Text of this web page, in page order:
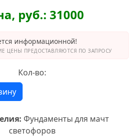
руб.: 31000
информационной!
ЦЕНЫ ПРЕДОСТАВЛЯЮТСЯ ПО ЗАПРОСУ
Кол-во:
Фундаменты для мачт
светофоров